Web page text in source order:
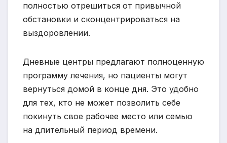
полностью отрешиться от привычной
обстановки и сконцентрироваться на
выздоровлении.
Дневные центры предлагают полноценную
программу лечения, но пациенты могут
вернуться домой в конце дня. Это удобно
для тех, кто не может позволить себе
покинуть свое рабочее место или семью
на длительный период времени.